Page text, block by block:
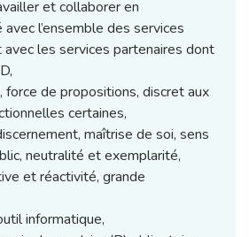
et collaborer en
l’ensemble des services
avec les services partenaires dont
force de propositions, discret aux
certaines,
maîtrise de soi, sens
neutralité et exemplarité,
et réactivité, grande
informatique,